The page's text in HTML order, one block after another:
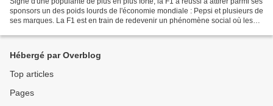
sponsors un des poids lourds de l'économie mondiale : Pepsi et plusieurs de
ses marques. La F1 est en train de redevenir un phénomène social où les
Hébergé par Overblog
Top articles
Pages